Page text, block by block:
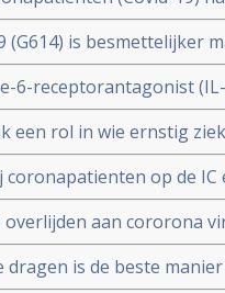
(63%), koude
(57%)
(G614) is besmettelijker
in USA. En
zodra deze kruisen.
6-receptorantagonist
beademing
cytokine-release-
een rol in wie ernstig
nieuwe studies
op de
Ook elders is
aan cororona
de beademing liggen.
dragen is de beste